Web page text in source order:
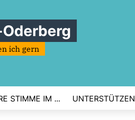
ich gern
STIMME IM ... UNTERSTÜTZEN